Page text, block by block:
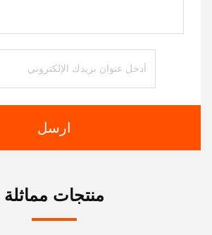
ارسل
منتجات مماثلة